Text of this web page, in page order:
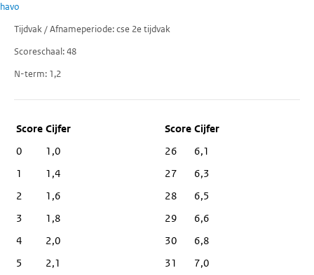
havo
Tijdvak / Afnameperiode cse 2e tijdvak
Scoreschaal 48
N-term 1,2
Score Cijfer
0
1,0
1
1,4
2
1,6
3
1,8
4
2,0
5
2,1
26
6,1
27
6,3
28
6,5
29
6,6
30
6,8
31
7,0